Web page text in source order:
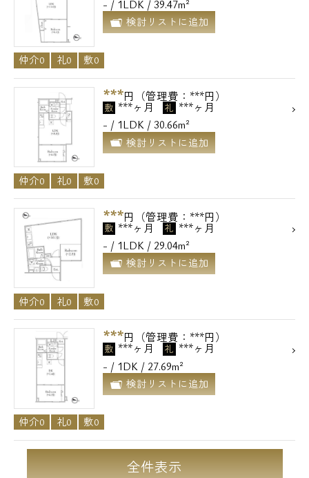
- / 1LDK / 39.47m²
検討リストに追加
仲介0 礼0 敷0
***円（管理費：***円）
敷 ***ヶ月 礼 ***ヶ月
- / 1LDK / 30.66m²
検討リストに追加
仲介0 礼0 敷0
***円（管理費：***円）
敷 ***ヶ月 礼 ***ヶ月
- / 1LDK / 29.04m²
検討リストに追加
仲介0 礼0 敷0
***円（管理費：***円）
敷 ***ヶ月 礼 ***ヶ月
- / 1DK / 27.69m²
検討リストに追加
仲介0 礼0 敷0
全件表示